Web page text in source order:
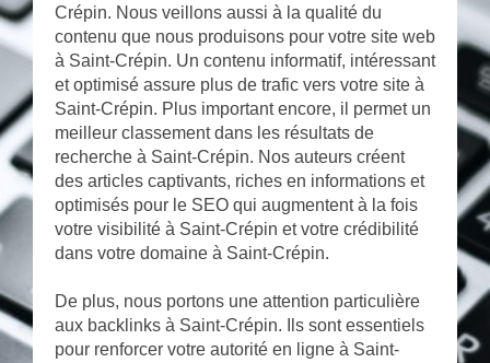
Crépin. Nous veillons aussi à la qualité du
contenu que nous produisons pour votre site web
à Saint-Crépin. Un contenu informatif, intéressant
et optimisé assure plus de trafic vers votre site à
Saint-Crépin. Plus important encore, il permet un
meilleur classement dans les résultats de
recherche à Saint-Crépin. Nos auteurs créent
des articles captivants, riches en informations et
optimisés pour le SEO qui augmentent à la fois
votre visibilité à Saint-Crépin et votre crédibilité
dans votre domaine à Saint-Crépin.
De plus, nous portons une attention particulière
aux backlinks à Saint-Crépin. Ils sont essentiels
pour renforcer votre autorité en ligne à Saint-